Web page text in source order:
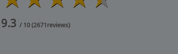
9.3/ 10(2671reviews)